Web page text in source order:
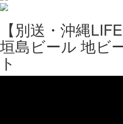
【別送・沖縄
垣島ビール 地ビ
ト